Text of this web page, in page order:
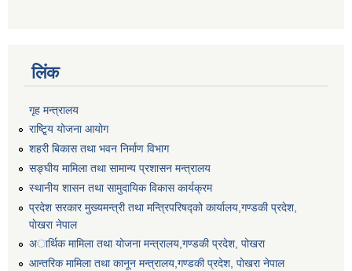
लिंक
गृह मन्त्रालय
राष्टि्ृय योजना आयोग
शहरी बिकास तथा भवन निर्माण विभाग
सङ्घीय मामिला तथा सामान्य प्रशासन मन्त्रालय
स्थानीय शासन तथा सामुदायिक विकास कार्यक्रम
प्रदेश सरकार मुख्यमन्त्री तथा मन्त्रिपरिषद्को कार्यालय,गण्डकी प्रदेश,
पाेखरा नेपाल
अार्थिक मामिला तथा योजना मन्त्रालय,गण्डकी प्रदेश, पोखरा
आन्तरिक मामिला तथा कानून मन्त्रालय,गण्डकी प्रदेश, पाेखरा नेपाल